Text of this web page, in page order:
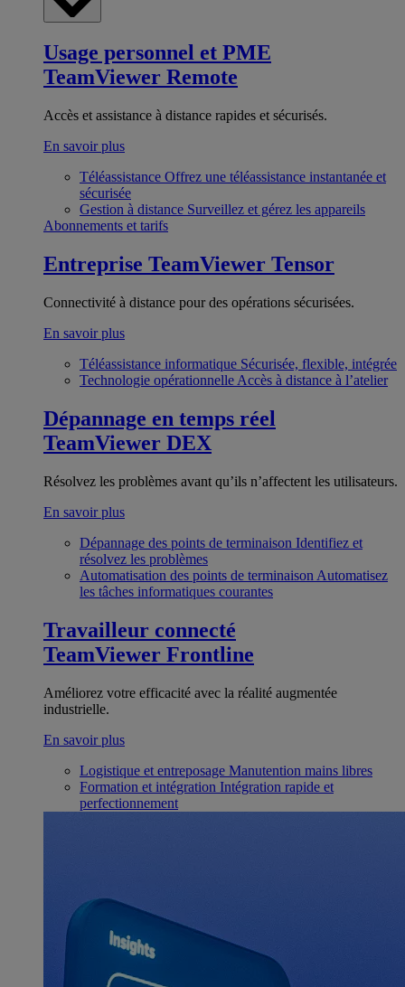
Usage personnel et PME
TeamViewer Remote
Accès et assistance à distance rapides et sécurisés.
En savoir plus
Téléassistance Offrez une téléassistance instantanée et
sécurisée
Gestion à distance Surveillez et gérez les appareils
Abonnements et tarifs
Entreprise TeamViewer Tensor
Connectivité à distance pour des opérations sécurisées.
En savoir plus
Téléassistance informatique Sécurisée, flexible, intégrée
Technologie opérationnelle Accès à distance à l’atelier
Dépannage en temps réel
TeamViewer DEX
Résolvez les problèmes avant qu’ils n’affectent les utilisateurs.
En savoir plus
Dépannage des points de terminaison Identifiez et
résolvez les problèmes
Automatisation des points de terminaison Automatisez
les tâches informatiques courantes
Travailleur connecté
TeamViewer Frontline
Améliorez votre efficacité avec la réalité augmentée
industrielle.
En savoir plus
Logistique et entreposage Manutention mains libres
Formation et intégration Intégration rapide et
perfectionnement